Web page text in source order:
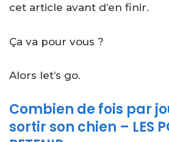
cet article avant d’en finir.
Ça va pour vous ?
Alors let’s go.
Combien de fois par
sortir son chien – LES